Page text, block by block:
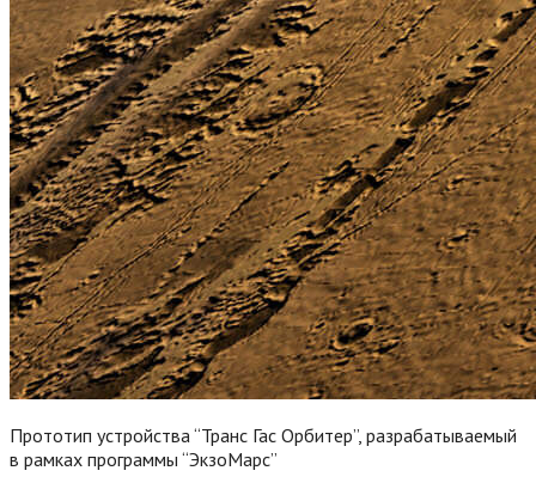
Прототип устройства “Транс Гас Орбитер”, разрабатываемый
в рамках программы “ЭкзоМарс”